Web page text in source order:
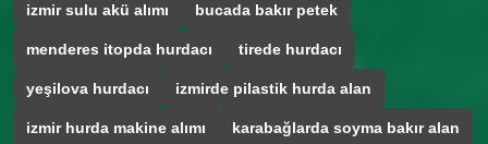
izmir sulu akü alımı bucada bakır petek
menderes itopda hurdacı tirede hurdacı
yeşilova hurdacı izmirde pilastik hurda alan
izmir hurda makine alımı karabağlarda soyma bakır alan